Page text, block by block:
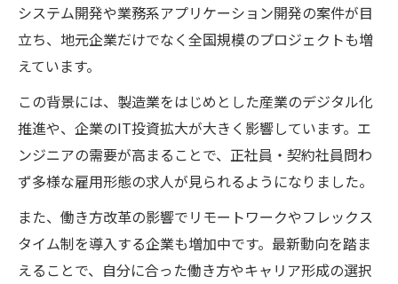
システム開発や業務系アプリケーション開発の案件が目
立ち、地元企業だけでなく全国規模のプロジェクトも増
えています。
この背景には、製造業をはじめとした産業のデジタル化
推進や、企業のIT投資拡大が大きく影響しています。エ
ンジニアの需要が高まることで、正社員・契約社員問わ
ず多様な雇用形態の求人が見られるようになりました。
また、働き方改革の影響でリモートワークやフレックス
タイム制を導入する企業も増加中です。最新動向を踏ま
えることで、自分に合った働き方やキャリア形成の選択